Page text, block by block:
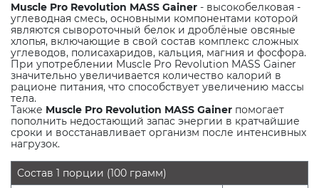
Muscle Pro Revolution MASS Gainer - высокобелковая -
углеводная смесь, основными компонентами которой
являются сывороточный белок и дроблёные овсяные
хлопья, включающие в свой состав комплекс сложных
углеводов, полисахаридов, кальция, магния и фосфора.
При употреблении Muscle Pro Revolution MASS Gainer
значительно увеличивается количество калорий в
рационе питания, что способствует увеличению массы
тела.
Также Muscle Pro Revolution MASS Gainer помогает
пополнить недостающий запас энергии в кратчайшие
сроки и восстанавливает организм после интенсивных
нагрузок.
Состав 1 порции (100 грамм)